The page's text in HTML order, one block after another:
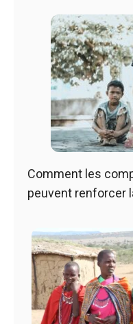
Comment les
peuvent renforcer